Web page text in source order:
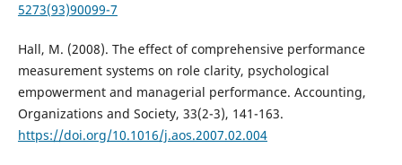
5273(93)90099-7
Hall, M. (2008). The effect of comprehensive performance
measurement systems on role clarity, psychological
empowerment and managerial performance. Accounting,
Organizations and Society, 33(2-3), 141-163.
https://doi.org/10.1016/j.aos.2007.02.004